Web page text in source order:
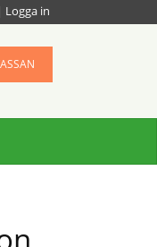
Logga in